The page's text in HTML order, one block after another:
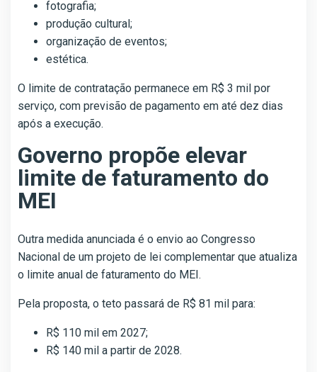
fotografia;
produção cultural;
organização de eventos;
estética.
O limite de contratação permanece em R$ 3 mil por
serviço, com previsão de pagamento em até dez dias
após a execução.
Governo propõe elevar
limite de faturamento do
MEI
Outra medida anunciada é o envio ao Congresso
Nacional de um projeto de lei complementar que atualiza
o limite anual de faturamento do MEI.
Pela proposta, o teto passará de R$ 81 mil para:
R$ 110 mil em 2027;
R$ 140 mil a partir de 2028.